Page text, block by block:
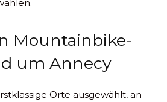
Mountainbike-
um Annecy
Orte ausgewählt, an